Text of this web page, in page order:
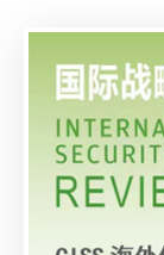
Green）的评
能治理的机遇》